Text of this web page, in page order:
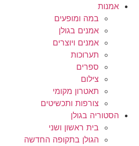
אמנות
במה ומופעים
אמנים בגולן
אמנים ויוצרים
תערוכות
ספרים
צילום
תאטרון מקומי
צורפות ותכשיטים
הסטוריה בגולן
בית ראשון ושני
הגולן בתקופה החדשה